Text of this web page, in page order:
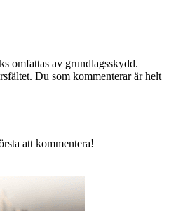
omfattas av grundlagsskydd.
Du som kommenterar är helt
att kommentera!